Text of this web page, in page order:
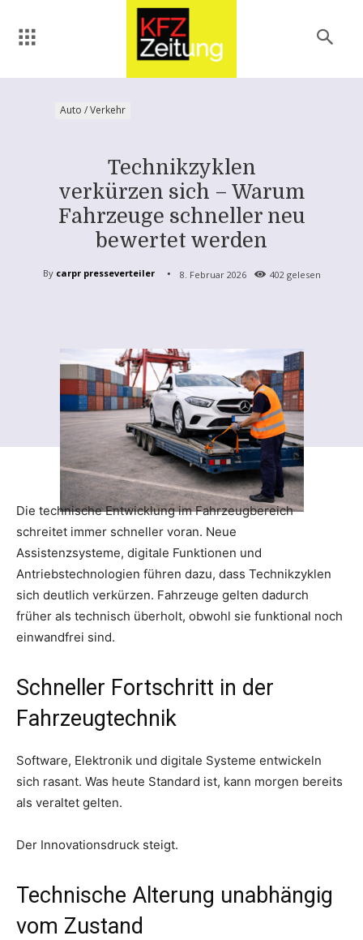
Auto / Verkehr
Technikzyklen
verkürzen sich – Warum
Fahrzeuge schneller neu
bewertet werden
By carpr presseverteiler 8. Februar 2026 402 gelesen
Die technische Entwicklung im Fahrzeugbereich
schreitet immer schneller voran. Neue
Assistenzsysteme, digitale Funktionen und
Antriebstechnologien führen dazu, dass Technikzyklen
sich deutlich verkürzen. Fahrzeuge gelten dadurch
früher als technisch überholt, obwohl sie funktional noch
einwandfrei sind.
Schneller Fortschritt in der
Fahrzeugtechnik
Software, Elektronik und digitale Systeme entwickeln
sich rasant. Was heute Standard ist, kann morgen bereits
als veraltet gelten.
Der Innovationsdruck steigt.
Technische Alterung unabhängig
vom Zustand